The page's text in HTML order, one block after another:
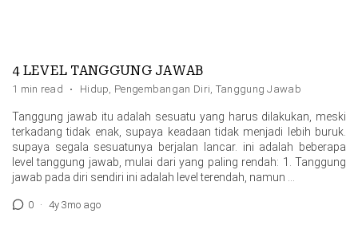
4 LEVEL TANGGUNG JAWAB
1 min read · Hidup, Pengembangan Diri, Tanggung Jawab
Tanggung jawab itu adalah sesuatu yang harus dilakukan, meski
terkadang tidak enak, supaya keadaan tidak menjadi lebih buruk.
supaya segala sesuatunya berjalan lancar. ini adalah beberapa
level tanggung jawab, mulai dari yang paling rendah: 1. Tanggung
jawab pada diri sendiri ini adalah level terendah, namun …
0 · 4y 3mo ago